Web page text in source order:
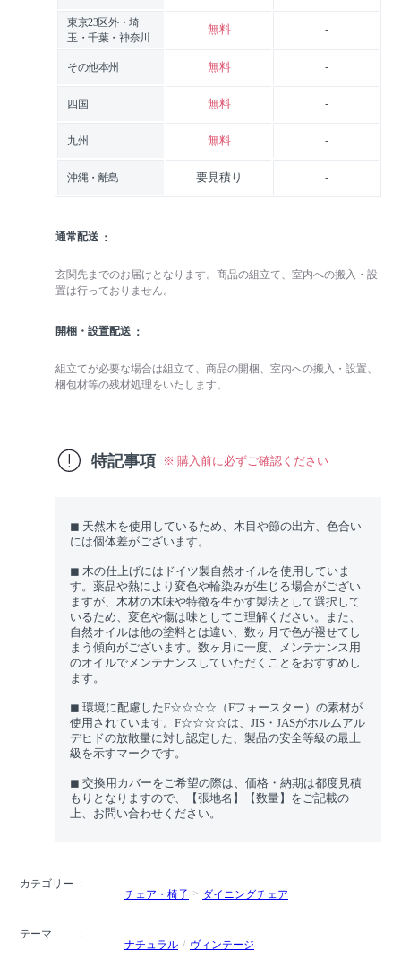
東京23区外・埼
玉・千葉・神奈川
無料 -
その他本州 無料 -
四国 無料 -
九州 無料 -
沖縄・離島 要見積り -
通常配送
玄関先までのお届けとなります。商品の組立て、室内への搬入・設
置は行っておりません。
開梱・設置配送
組立てが必要な場合は組立て、商品の開梱、室内への搬入・設置、
梱包材等の残材処理をいたします。
特記事項 ※ 購入前に必ずご確認ください
◼︎ 天然木を使用しているため、木目や節の出方、色合い
には個体差がございます。
◼︎ 木の仕上げにはドイツ製自然オイルを使用していま
す。薬品や熱により変色や輪染みが生じる場合がござい
ますが、木材の木味や特徴を生かす製法として選択して
いるため、変色や傷は味としてご理解ください。また、
自然オイルは他の塗料とは違い、数ヶ月で色が褪せてし
まう傾向がございます。数ヶ月に一度、メンテナンス用
のオイルでメンテナンスしていただくことをおすすめし
ます。
◼︎ 環境に配慮したF☆☆☆☆（Fフォースター）の素材が
使用されています。F☆☆☆☆は、JIS・JASがホルムアル
デヒドの放散量に対し認定した、製品の安全等級の最上
級を示すマークです。
◼︎ 交換用カバーをご希望の際は、価格・納期は都度見積
もりとなりますので、【張地名】【数量】をご記載の
上、お問い合わせください。
カテゴリー
チェア・椅子
ダイニングチェア
テーマ
ナチュラル
ヴィンテージ